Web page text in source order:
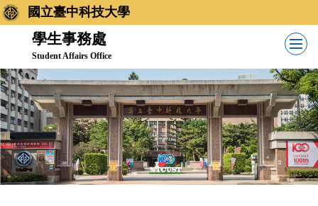
跳
到
內
容
區
國立臺中科技大學
學生事務處
Student Affairs Office